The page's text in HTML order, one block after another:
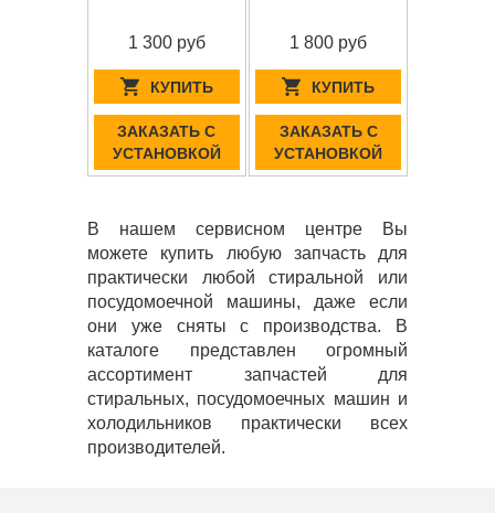
1 300 руб
КУПИТЬ
ЗАКАЗАТЬ С
УСТАНОВКОЙ
1 800 руб
КУПИТЬ
ЗАКАЗАТЬ С
УСТАНОВКОЙ
В нашем сервисном центре Вы
можете купить любую запчасть для
практически любой стиральной или
посудомоечной машины, даже если
они уже сняты с производства. В
каталоге представлен огромный
ассортимент запчастей для
стиральных, посудомоечных машин и
холодильников практически всех
производителей.